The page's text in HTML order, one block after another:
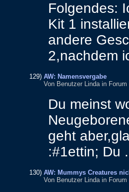
Folgendes:
Kit 1
andere
2,nachdem
129) AW: Namensvergabe
Von Benutzer Linda in
Du meinst
geht aber,
:#1ettin; Du
130) AW: Mummys Creatures
Von Benutzer Linda in